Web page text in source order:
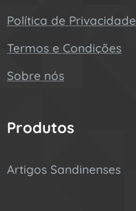
Política de Privacidade
Termos e Condições
Sobre nós
Produtos
Artigos Sandinenses